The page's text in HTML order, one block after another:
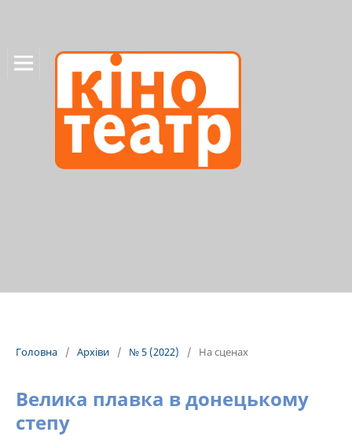
Головна / Архіви / № 5 (2022) / На сценах
Велика плавка в донецькому
степу